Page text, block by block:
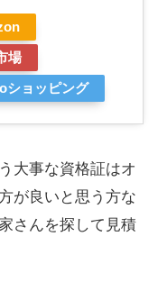
場
ショッピング
大事な資格証はオ
が良いと思う方な
さんを探して見積